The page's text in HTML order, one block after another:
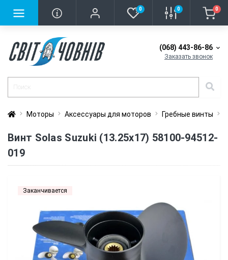
0 0 0
(068) 443-86-86
Заказать звонок
Моторы Аксессуары для моторов Гребные винты
Винт Solas Suzuki (13.25x17) 58100-94512-
019
Заканчивается